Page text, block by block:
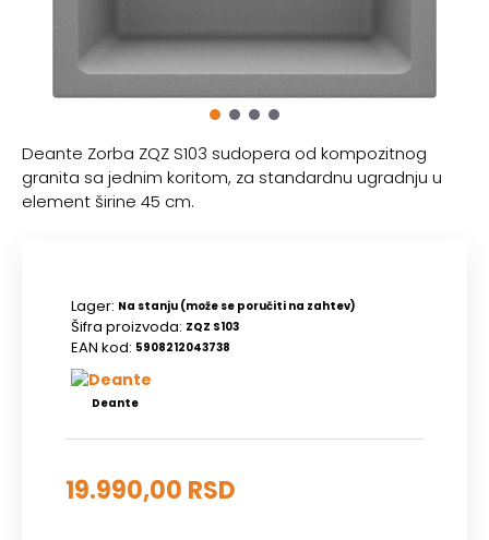
Deante Zorba ZQZ S103 sudopera od kompozitnog
granita sa jednim koritom, za standardnu ugradnju u
element širine 45 cm.
Lager: Na stanju (može se poručiti na zahtev)
Šifra proizvoda: ZQZ S103
EAN kod: 5908212043738
Deante
19.990,00 RSD